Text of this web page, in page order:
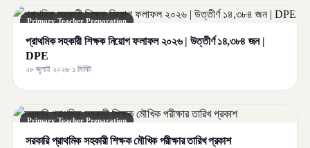
Primary Teacher Preparation
প্রাথমিক সহকারী শিক্ষক নিয়োগ ফলাফল ২০২৬ | উত্তীর্ণ ১৪,৩৮৪ জন |
DPE
২৮ জুলাই ২০২৬·১ মিনিট
Primary Teacher Preparation
সরকারি প্রাথমিক সহকারী শিক্ষক মৌখিক পরীক্ষার তারিখ প্রকাশ